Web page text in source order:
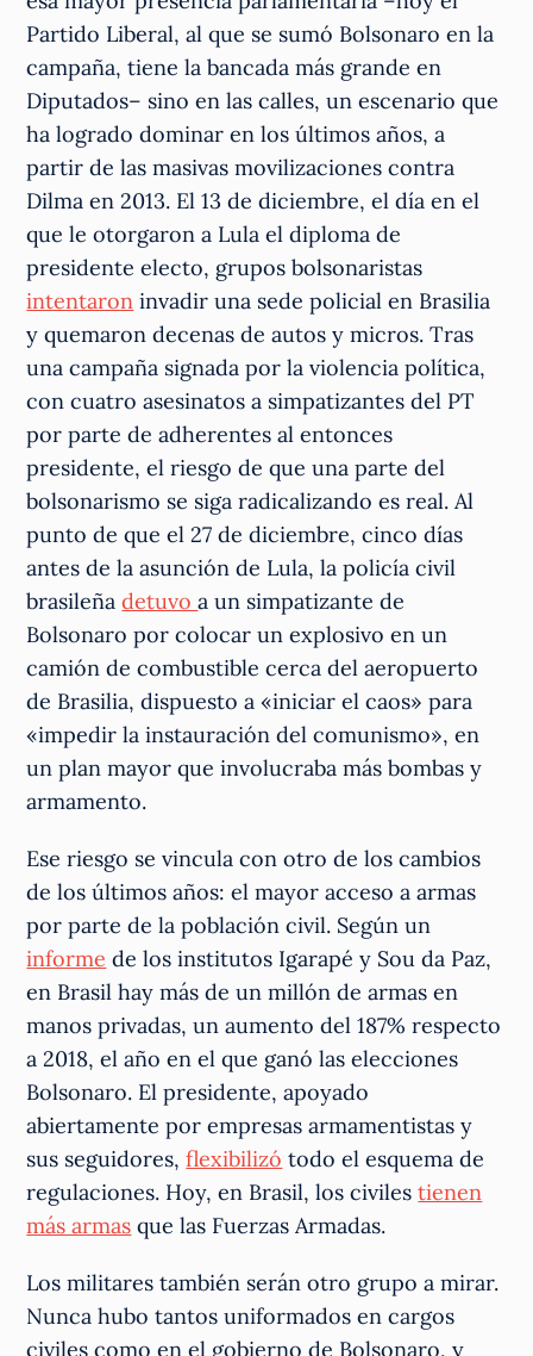
Partido Liberal, al que se sumó Bolsonaro en la
campaña, tiene la bancada más grande en
Diputados– sino en las calles, un escenario que
ha logrado dominar en los últimos años, a
partir de las masivas movilizaciones contra
Dilma en 2013. El 13 de diciembre, el día en el
que le otorgaron a Lula el diploma de
presidente electo, grupos bolsonaristas
intentaron invadir una sede policial en Brasilia
y quemaron decenas de autos y micros. Tras
una campaña signada por la violencia política,
con cuatro asesinatos a simpatizantes del PT
por parte de adherentes al entonces
presidente, el riesgo de que una parte del
bolsonarismo se siga radicalizando es real. Al
punto de que el 27 de diciembre, cinco días
antes de la asunción de Lula, la policía civil
brasileñadetuvoa un simpatizante de
Bolsonaro por colocar un explosivo en un
camión de combustible cerca del aeropuerto
de Brasilia, dispuesto a «iniciar el caos» para
«impedir la instauración del comunismo», en
un plan mayor que involucraba más bombas y
armamento.
Ese riesgo se vincula con otro de los cambios
de los últimos años: el mayor acceso a armas
por parte de la población civil. Según un
informe de los institutos Igarapé y Sou da Paz,
en Brasil hay más de un millón de armas en
manos privadas, un aumento del 187% respecto
a 2018, el año en el que ganó las elecciones
Bolsonaro. El presidente, apoyado
abiertamente por empresas armamentistas y
sus seguidores,flexibilizó todo el esquema de
regulaciones. Hoy, en Brasil, los civilestienen
más armas que las Fuerzas Armadas.
Los militares también serán otro grupo a mirar.
Nunca hubo tantos uniformados en cargos
civiles como en el gobierno de Bolsonaro, y